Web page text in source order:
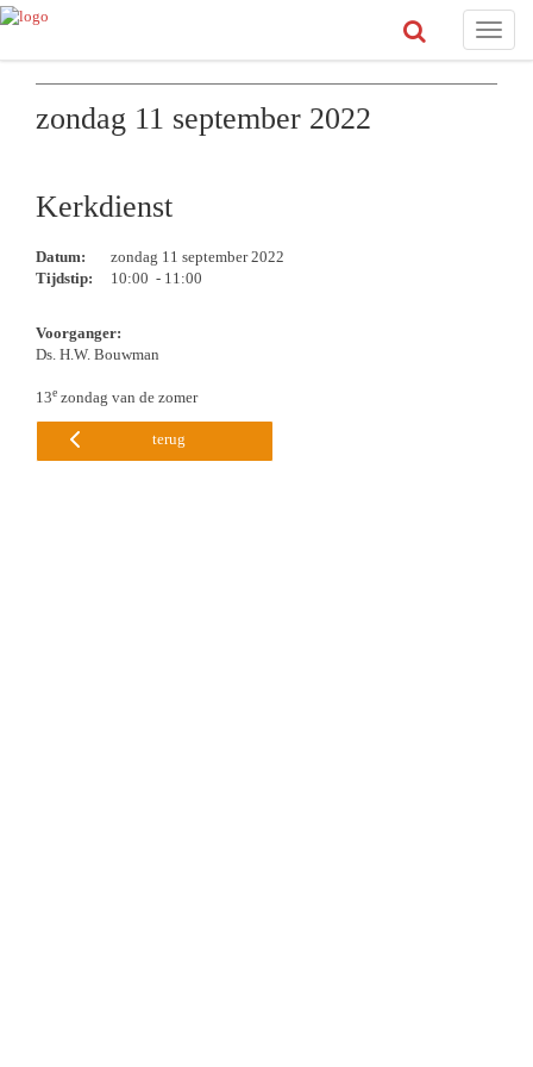
Toggle
zondag 11 september 2022
Kerkdienst
Datum:
zondag 11 september 2022
Tijdstip:
10:00 - 11:00
Voorganger:
Ds. H.W. Bouwman
13e zondag van de zomer
terug